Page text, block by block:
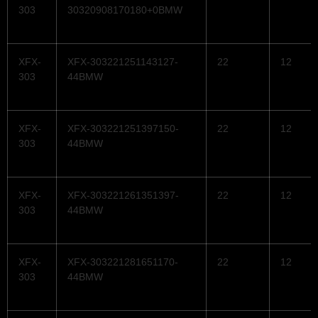
303
30320908170180+0BMW
XFX-
303
XFX-303221251143127-
44BMW
22 12
XFX-
303
XFX-303221251397150-
44BMW
22 12
XFX-
303
XFX-303221261351397-
44BMW
22 12
XFX-
303
XFX-303221281651170-
44BMW
22 12